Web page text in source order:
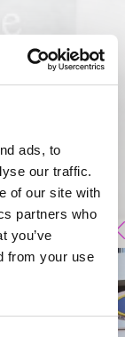
ads, to
our traffic.
of our site with
partners who
you’ve
from your use